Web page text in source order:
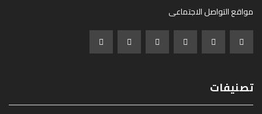
مواقع التواصل الاجتماعى
تصنيفات